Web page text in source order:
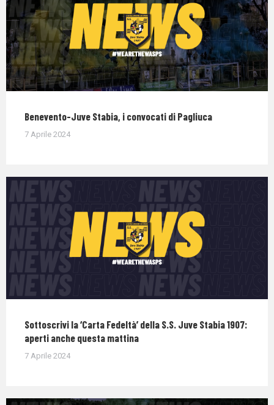
Benevento-Juve Stabia, i convocati di Pagliuca
7 Aprile 2024
Sottoscrivi la ‘Carta Fedeltà’ della S.S. Juve Stabia 1907:
aperti anche questa mattina
7 Aprile 2024